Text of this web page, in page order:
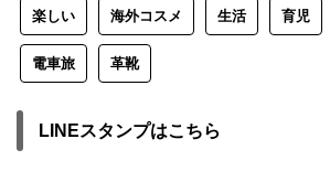
楽しい 海外コスメ 生活 育児
電車旅 革靴
LINEスタンプはこちら